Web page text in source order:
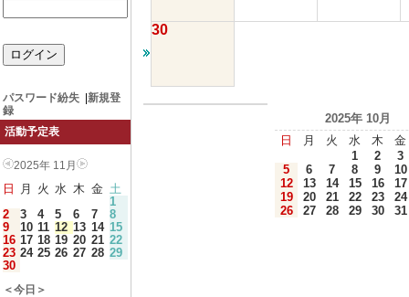
パスワード紛失
新規登
録
活動予定表
2025年 11月
日 月 火 水 木 金 土
1
2
3 4 5 6 7
8
9
10 11 12 13 14 15
16 17 18 19 20 21 22
23 24 25 26 27 28 29
30
＜今日＞
30
2025年 10月
日
月 火 水 木
金
1
2
3
5
6 7 8 9
10
12
13 14 15 16
17
19
20 21 22 23
24
26
27 28 29 30 31